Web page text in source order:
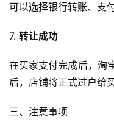
可以选择银行转账、支
7. 转让成功
在买家支付完成后，淘
后，店铺将正式过户给买
三、注意事项